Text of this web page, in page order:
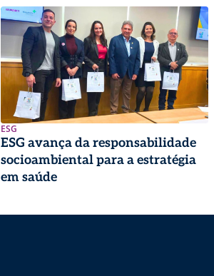
ESG
ESG avança da responsabilidade
socioambiental para a estratégia
em saúde